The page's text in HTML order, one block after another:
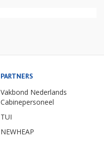
PARTNERS
Vakbond Nederlands
Cabinepersoneel
TUI
NEWHEAP